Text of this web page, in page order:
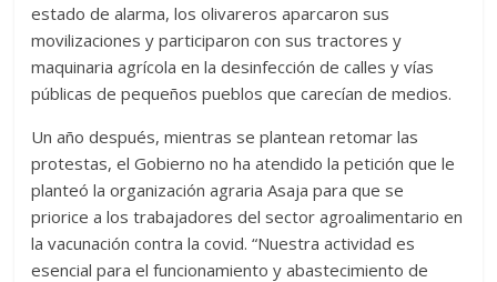
estado de alarma, los olivareros aparcaron sus
movilizaciones y participaron con sus tractores y
maquinaria agrícola en la desinfección de calles y vías
públicas de pequeños pueblos que carecían de medios.
Un año después, mientras se plantean retomar las
protestas, el Gobierno no ha atendido la petición que le
planteó la organización agraria Asaja para que se
priorice a los trabajadores del sector agroalimentario en
la vacunación contra la covid. “Nuestra actividad es
esencial para el funcionamiento y abastecimiento de